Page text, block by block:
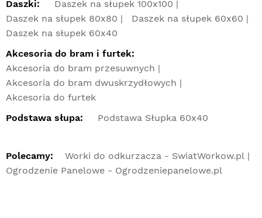
Daszki:
Daszek na słupek 100x100
Daszek na słupek 80x80
Daszek na słupek 60x60
Daszek na słupek 60x40
Akcesoria do bram i furtek:
Akcesoria do bram przesuwnych
Akcesoria do bram dwuskrzydłowych
Akcesoria do furtek
Podstawa słupa:
Podstawa Słupka 60x40
Polecamy:
Worki do odkurzacza - SwiatWorkow.pl
Ogrodzenie Panelowe - Ogrodzeniepanelowe.pl